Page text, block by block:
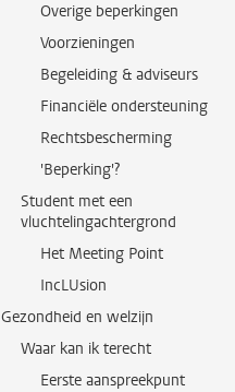
Overige beperkingen
Voorzieningen
Begeleiding & adviseurs
Financiële ondersteuning
Rechtsbescherming
'Beperking'?
Student met een
vluchtelingachtergrond
Het Meeting Point
IncLUsion
Gezondheid en welzijn
Waar kan ik terecht
Eerste aanspreekpunt